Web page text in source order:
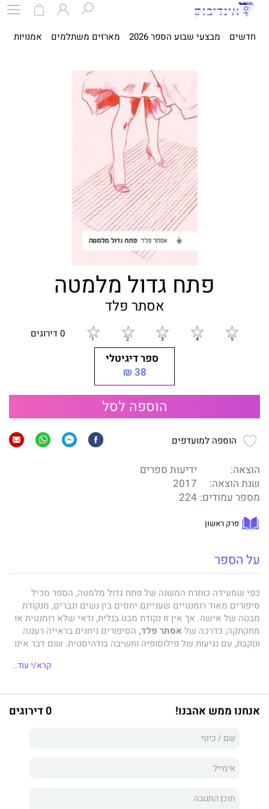
חדשים מבצעי שבוע הספר 2026 מארזים משתלמים אמנויות
פתח גדול מלמטה
אסתר פלד
0 דירוגים
ספר דיגיטלי
38 ₪
הוספה לסל
הוספה למועדפים
הוצאה:
ידיעות ספרים
שנת הוצאה:
2017
מספר עמודים: 224
פרק ראשון
על הספר
כפי שמעידה כותרת המשנה של פתח גדול מלמטה, הספר מכיל
סיפורים מאוד רומנטיים שעניינם יחסים בין נשים וגברים, מנקודת
מבטה של אישה. אך אין זו נקודת מבט בנלית, ודאי שלא רומנטית או
מתקתקה; כדרכה שלאסתר פלד, הסיפורים ניחנים בראייה רעננה
ונוקבת, עם נגיעות של פילוסופיה וחשיבה בודהיסטית. שום דבר אינו
שום דבר אינו מובן מאליו. מה שנראה כמו 34 סיפורים הוא בעצם
בשער השני על רומן עם "גבר חדש" ועל מיניות. בשער השלישי על
אישה שבחרה לחיות לבדה, המתבוננת על יחסה של החברה לאישה
שחיה לבדה.
אסתר פלד
זאת היא מלאת הומור. לצד אלה עומדת המחשבה הצלולה, שנתמכת
נקודות המשען הללו מעניקות לכתיבתה של פלד עומק נדיר לצד
קרא/י עוד..
אנחנו ממש אהבנו! 0 דירוגים